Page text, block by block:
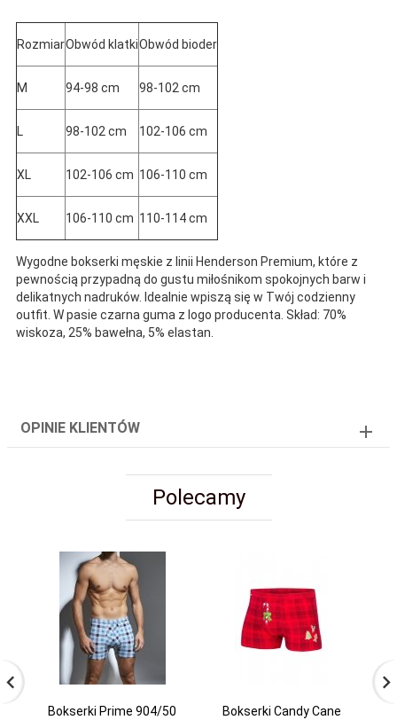
RozmiarObwód klatkiObwód bioder
M 94-98 cm 98-102 cm
L 98-102 cm 102-106 cm
XL 102-106 cm 106-110 cm
XXL 106-110 cm 110-114 cm
Wygodne bokserki męskie z linii Henderson Premium, które z
pewnością przypadną do gustu miłośnikom spokojnych barw i
delikatnych nadruków. Idealnie wpiszą się w Twój codzienny
outfit. W pasie czarna guma z logo producenta. Skład: 70%
wiskoza, 25% bawełna, 5% elastan.
OPINIE KLIENTÓW
Polecamy
Bokserki Prime 904/50
Bokserki Candy Cane